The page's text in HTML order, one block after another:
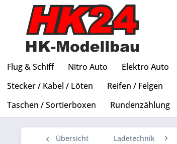
Flug & Schiff Nitro Auto Elektro Auto
Stecker / Kabel / Löten
Reifen / Felgen
Taschen / Sortierboxen
Rundenzählung
Übersicht Ladetechnik